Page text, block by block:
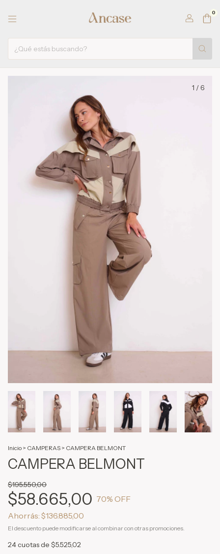
0
1 /6
Inicio > CAMPERAS > CAMPERA BELMONT
CAMPERA BELMONT
$195.550,00
$58.665,00 70% OFF
Ahorrás: $136.885,00
El descuento puede modificarse al combinar con otras promociones.
24cuotas de $5.525,02